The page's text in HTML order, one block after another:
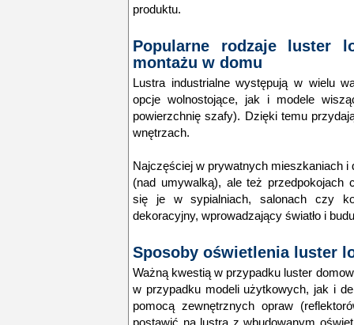
produktu.
Popularne rodzaje luster
montażu w domu
Lustra industrialne występują w wielu
opcje wolnostojące, jak i modele
powierzchnię szafy). Dzięki temu
wnętrzach.
Najczęściej w prywatnych mieszkaniach i
(nad umywalką), ale też przedpokojach
się je w sypialniach, salonach czy
dekoracyjny, wprowadzający światło i
Sposoby oświetlenia luster
Ważną kwestią w przypadku luster
w przypadku modeli użytkowych, jak i
pomocą zewnętrznych opraw
postawić na lustra z wbudowanym